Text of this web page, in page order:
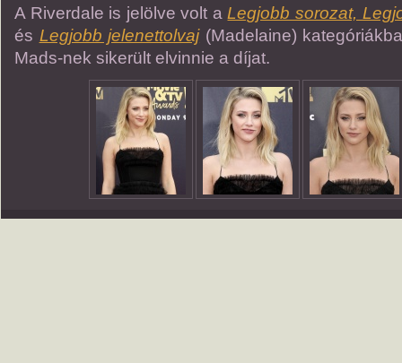
A Riverdale is jelölve volt a Legjobb sorozat,
és Legjobb jelenettolvaj(Madelaine)
Mads-nek sikerült elvinnie a díjat.